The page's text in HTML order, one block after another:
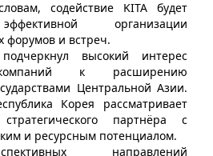
содействие KITA будет
организации
форумов и встреч.
высокий интерес
к расширению
Центральной Азии.
Корея рассматривает
партнёра с
и ресурсным потенциалом.
направлений